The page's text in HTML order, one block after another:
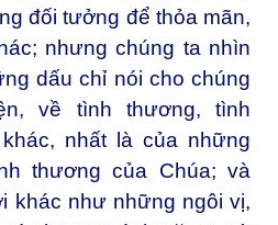
đối tưởng để thỏa mãn,
nhưng chúng ta nhìn
dấu chỉ nói cho chúng
về tình thương, tình
nhất là của những
thương của Chúa; và
khác như những ngôi vị,